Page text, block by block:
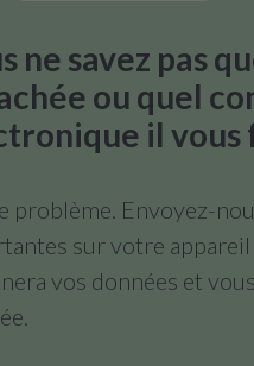
ne savez pas
ou quel
il vous
problème. Envoyez-
sur votre
vos données et